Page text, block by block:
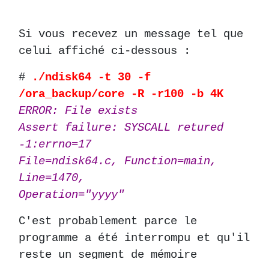
Si vous recevez un message tel que
celui affiché ci-dessous :
#
./ndisk64 -t 30 -f
/ora_backup/core -R -r100 -b 4K
ERROR: File exists
Assert failure: SYSCALL retured
-1:errno=17
File=ndisk64.c, Function=main,
Line=1470,
Operation="yyyy"
C'est probablement parce le
programme a été interrompu et qu'il
reste un segment de mémoire